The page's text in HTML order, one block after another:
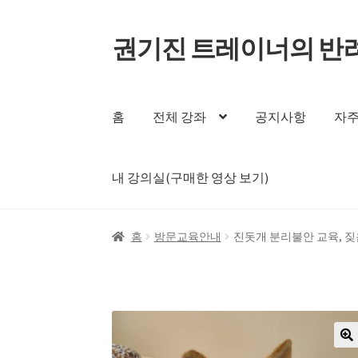
권기진 트레이너의 반
홈 전체 강좌 공지사항 자
내 강의실(구매한 영상 보기)
홈 방문교육안내 진돗개 분리불안 교육,